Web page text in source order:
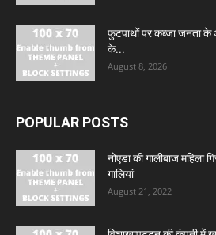
फुटपाथों पर कब्जा जनता के
के...
August 8, 2026
POPULAR POSTS
नोएडा की गालीबाज महिला
गालियां
August 21, 2022